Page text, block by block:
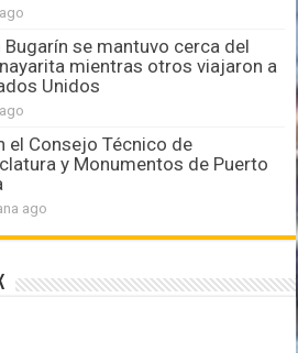
se mantuvo cerca del
mientras otros viajaron a
Unidos
el Consejo Técnico de
y Monumentos de Puerto
ago